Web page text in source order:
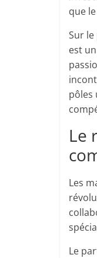
que
Sur
est
pôles
Le
Les
Le